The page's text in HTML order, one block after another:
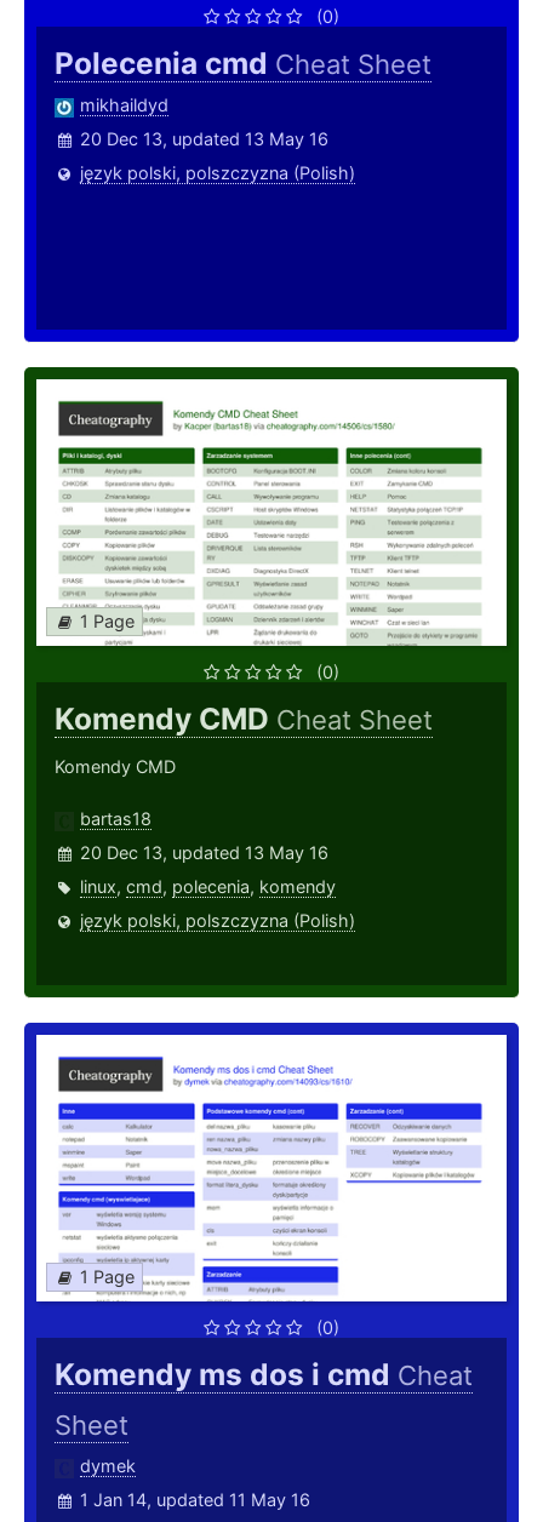
(0)
Polecenia cmd Cheat Sheet
mikhaildyd
20 Dec 13, updated 13 May 16
język polski, polszczyzna (Polish)
1 Page
(0)
Komendy CMD Cheat Sheet
Komendy CMD
bartas18
20 Dec 13, updated 13 May 16
linux, cmd, polecenia, komendy
język polski, polszczyzna (Polish)
1 Page
(0)
Komendy ms dos i cmd Cheat
Sheet
dymek
1 Jan 14, updated 11 May 16